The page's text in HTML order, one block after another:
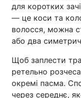
для коротких
— це коси та
волосся, можна
або два
Щоб заплести
ретельно
окремі пасма.
через середнє,